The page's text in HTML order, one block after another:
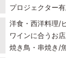
プロジェクター有
洋食・西洋料理
ワインに合うお店
焼き鳥・串焼き